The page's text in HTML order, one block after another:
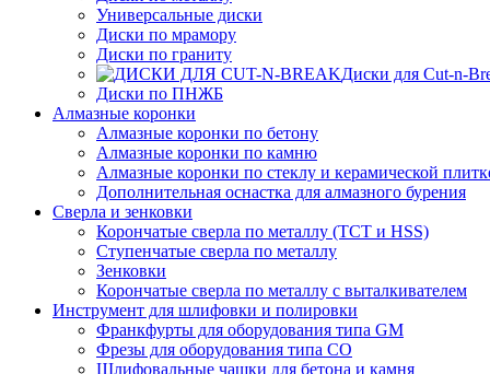
Универсальные диски
Диски по мрамору
Диски по граниту
Диски для Cut-n-
Диски по ПНЖБ
Алмазные коронки
Алмазные коронки по бетону
Алмазные коронки по камню
Алмазные коронки по стеклу и керамической
Дополнительная оснастка для алмазного бурения
Сверла и зенковки
Корончатые сверла по металлу (TCT и HSS)
Ступенчатые сверла по металлу
Зенковки
Корончатые сверла по металлу c выталкивателем
Инструмент для шлифовки и полировки
Франкфурты для оборудования типа GM
Фрезы для оборудования типа СО
Шлифовальные чашки для бетона и камня